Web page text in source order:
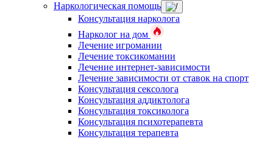
Наркологическая помощь
Консультация нарколога
Нарколог на дом
Лечение игромании
Лечение токсикомании
Лечение интернет-зависимости
Лечение зависимости от ставок на спорт
Консультация сексолога
Консультация аддиктолога
Консультация токсиколога
Консультация психотерапевта
Консультация терапевта